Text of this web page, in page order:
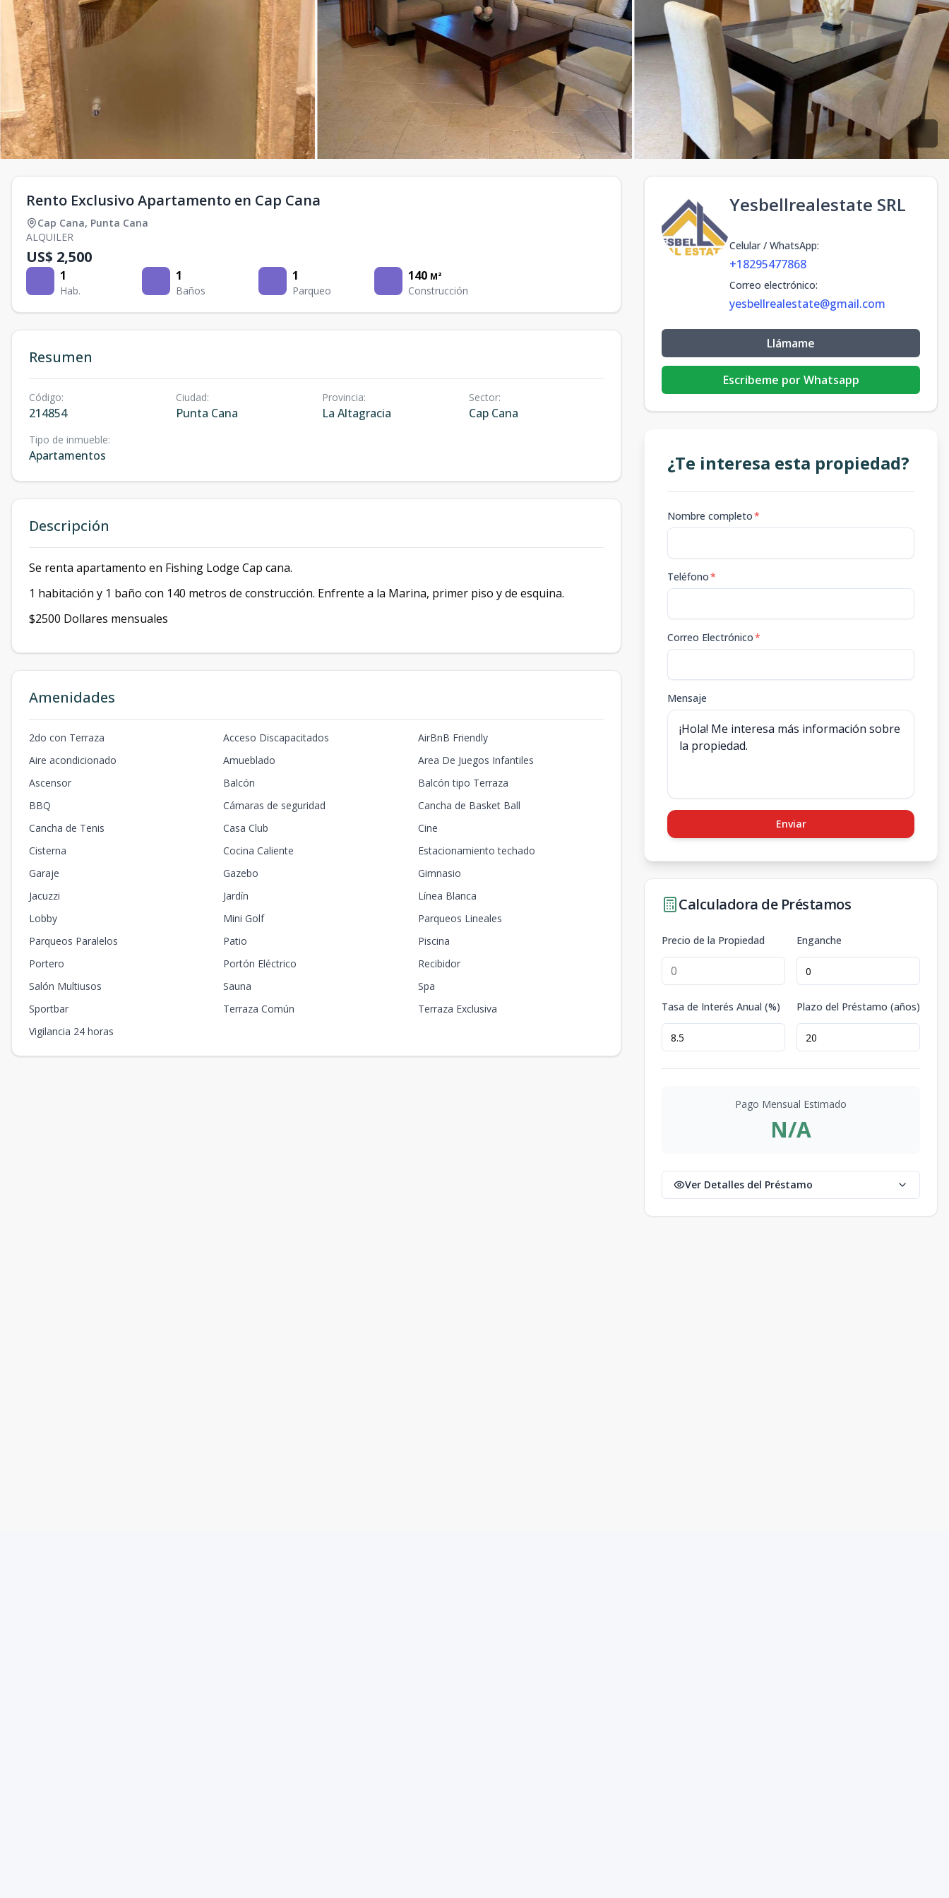
Rento Exclusivo Apartamento en Cap Cana
Cap Cana, Punta Cana
ALQUILER
US$ 2,500
1
Hab.
1
Baños
1
Parqueo
140 M²
Construcción
Resumen
Código:
214854
Ciudad:
Punta Cana
Provincia:
La Altagracia
Sector:
Cap Cana
Tipo de inmueble:
Apartamentos
Descripción
Se renta apartamento en Fishing Lodge Cap cana.
1 habitación y 1 baño con 140 metros de construcción. Enfrente a la Marina, primer piso y de esquina.
$2500 Dollares mensuales
Amenidades
2do con Terraza Acceso Discapacitados
AirBnB Friendly
Aire acondicionado
Amueblado
Area De Juegos Infantiles
Ascensor
Balcón
Balcón tipo Terraza
BBQ
Cámaras de seguridad
Cancha de Basket Ball
Cancha de Tenis
Casa Club
Cine
Cisterna
Cocina Caliente
Estacionamiento techado
Garaje
Gazebo
Gimnasio
Jacuzzi
Jardín
Línea Blanca
Lobby
Mini Golf
Parqueos Lineales
Parqueos Paralelos
Patio
Piscina
Portero
Portón Eléctrico
Recibidor
Salón Multiusos
Sauna
Spa
Sportbar
Terraza Común
Terraza Exclusiva
Vigilancia 24 horas
Yesbellrealestate SRL
Celular / WhatsApp:
+18295477868
Correo electrónico:
yesbellrealestate@gmail.com
Llámame
Escribeme por Whatsapp
¿Te interesa esta propiedad?
Nombre completo*
Teléfono*
Correo Electrónico*
Mensaje
Enviar
Calculadora de Préstamos
Precio de la Propiedad Enganche
Tasa de Interés Anual (%) Plazo del Préstamo (años)
Pago Mensual Estimado
N/A
Ver Detalles del Préstamo